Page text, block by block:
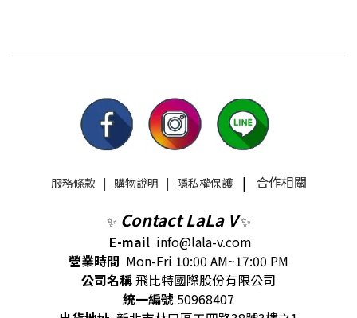
服務條款| 購物說明 | 隱私權保護| 合作相關
✨ Contact LaLa V✨
E-mail info@lala-v.com
營業時間 Mon-Fri 10:00 AM~17:00 PM
公司名稱飛比特國際股份有限公司
統一編號 50968407